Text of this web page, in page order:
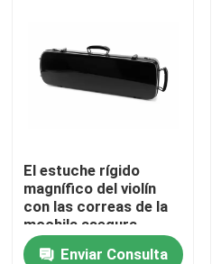
Hogar
Productos
El estuche rígido
magnífico del violín
con las correas de la
mochila asegura
cómodo
Enviar Consulta